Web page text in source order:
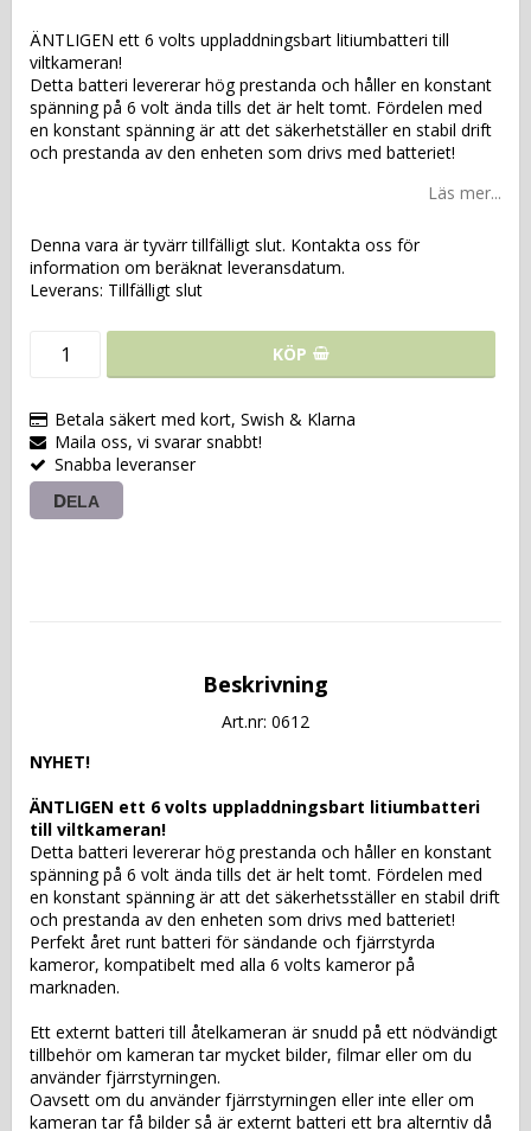
ÄNTLIGEN ett 6 volts uppladdningsbart litiumbatteri till
viltkameran!
Detta batteri levererar hög prestanda och håller en konstant
spänning på 6 volt ända tills det är helt tomt. Fördelen med
en konstant spänning är att det säkerhetställer en stabil drift
och prestanda av den enheten som drivs med batteriet!
Läs mer...
Denna vara är tyvärr tillfälligt slut. Kontakta oss för
information om beräknat leveransdatum.
Leverans: Tillfälligt slut
KÖP
Betala säkert med kort, Swish & Klarna
Maila oss, vi svarar snabbt!
Snabba leveranser
DELA
Beskrivning
Art.nr: 0612
NYHET!
ÄNTLIGEN ett 6 volts uppladdningsbart litiumbatteri
till viltkameran!
Detta batteri levererar hög prestanda och håller en konstant
spänning på 6 volt ända tills det är helt tomt. Fördelen med
en konstant spänning är att det säkerhetsställer en stabil drift
och prestanda av den enheten som drivs med batteriet!
Perfekt året runt batteri för sändande och fjärrstyrda
kameror, kompatibelt med alla 6 volts kameror på
marknaden.
Ett externt batteri till åtelkameran är snudd på ett nödvändigt
tillbehör om kameran tar mycket bilder, filmar eller om du
använder fjärrstyrningen.
Oavsett om du använder fjärrstyrningen eller inte eller om
kameran tar få bilder så är externt batteri ett bra alterntiv då